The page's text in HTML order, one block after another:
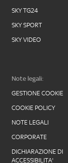
SKY TG24
SKY SPORT
SKY VIDEO
Note legali:
GESTIONE COOKIE
COOKIE POLICY
NOTE LEGALI
CORPORATE
DICHIARAZIONE DI
ACCESSIBILITA'